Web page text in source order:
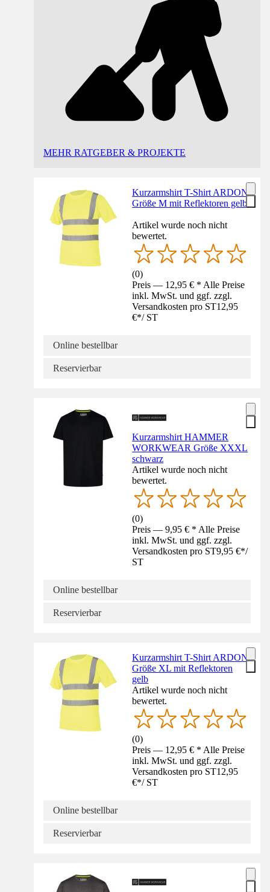
MEHR RATGEBER & PROJEKTE
Kurzarmshirt T-Shirt ARDON
Größe M mit Reflektoren gelb
Artikel wurde noch nicht
bewertet.
(0)
Preis — 12,95 € * Alle Preise
inkl. MwSt. und ggf. zzgl.
Versandkosten pro ST12,95
€*/ ST
Online bestellbar
Reservierbar
Kurzarmshirt HAMMER
WORKWEAR Größe XXXL
schwarz
Artikel wurde noch nicht
bewertet.
(0)
Preis — 9,95 € * Alle Preise
inkl. MwSt. und ggf. zzgl.
Versandkosten pro ST9,95 €*/
ST
Online bestellbar
Reservierbar
Kurzarmshirt T-Shirt ARDON
Größe XL mit Reflektoren
gelb
Artikel wurde noch nicht
bewertet.
(0)
Preis — 12,95 € * Alle Preise
inkl. MwSt. und ggf. zzgl.
Versandkosten pro ST12,95
€*/ ST
Online bestellbar
Reservierbar